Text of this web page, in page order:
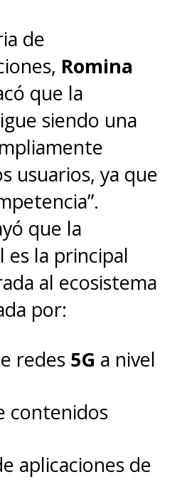
de
Romina
que la
siendo una
usuarios, ya que
que la
la principal
al ecosistema
por:
redes 5G a nivel
contenidos
aplicaciones de